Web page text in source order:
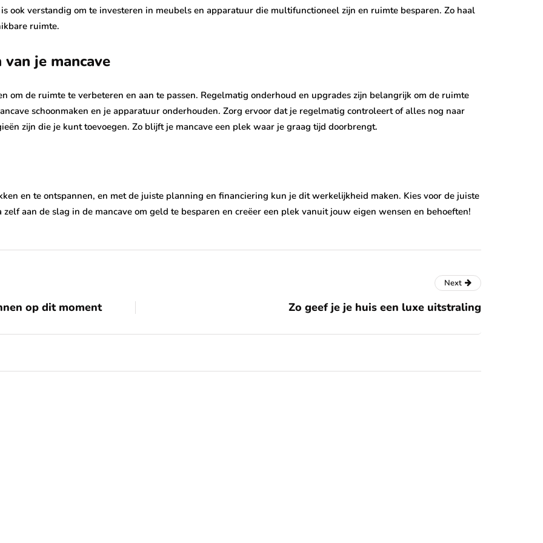
ook verstandig om te investeren in meubels en apparatuur die multifunctioneel zijn en ruimte besparen. Zo haal
ruimte.
je mancave
om de ruimte te verbeteren en aan te passen. Regelmatig onderhoud en upgrades zijn belangrijk om de ruimte
schoonmaken en je apparatuur onderhouden. Zorg ervoor dat je regelmatig controleert of alles nog naar
zijn die je kunt toevoegen. Zo blijft je mancave een plek waar je graag tijd doorbrengt.
en te ontspannen, en met de juiste planning en financiering kun je dit werkelijkheid maken. Kies voor de juiste
aan de slag in de mancave om geld te besparen en creëer een plek vanuit jouw eigen wensen en behoeften!
op dit moment
Next
Zo geef je je huis een luxe uitstraling